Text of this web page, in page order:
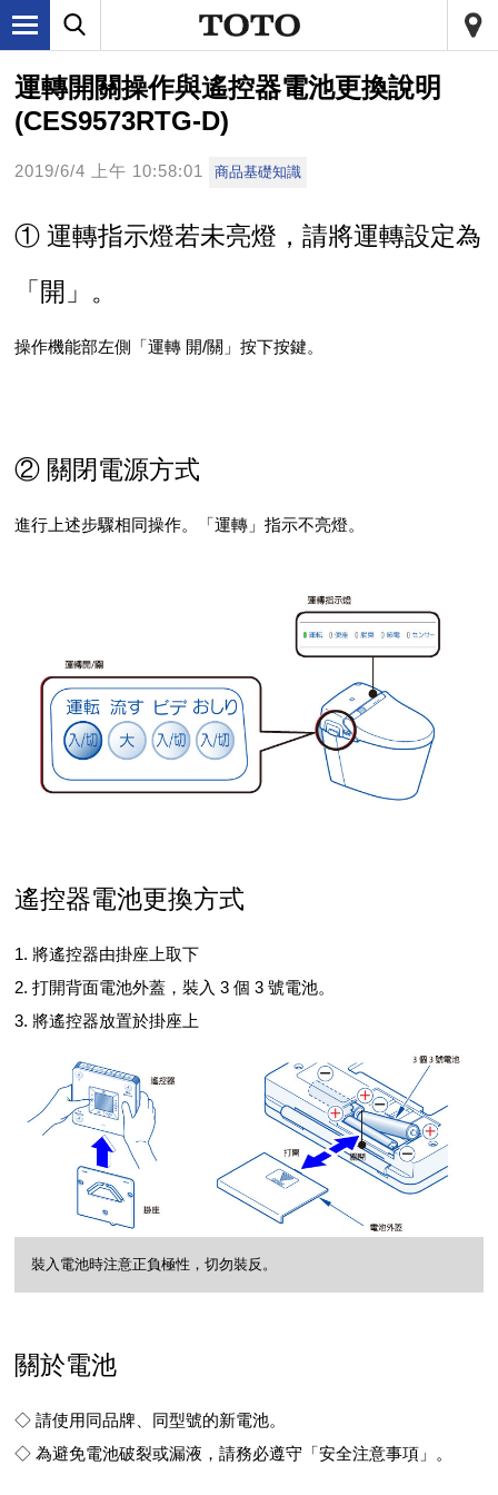
運轉開關操作與遙控器電池更換說明
(CES9573RTG-D)
2019/6/4 上午 10:58:01 商品基礎知識
① 運轉指示燈若未亮燈，請將運轉設定為
「開」。
操作機能部左側「運轉 開/關」按下按鍵。
② 關閉電源方式
進行上述步驟相同操作。「運轉」指示不亮燈。
遙控器電池更換方式
1. 將遙控器由掛座上取下
2. 打開背面電池外蓋，裝入 3 個 3 號電池。
3. 將遙控器放置於掛座上
裝入電池時注意正負極性，切勿裝反。
關於電池
◇ 請使用同品牌、同型號的新電池。
◇ 為避免電池破裂或漏液，請務必遵守「安全注意事項」。